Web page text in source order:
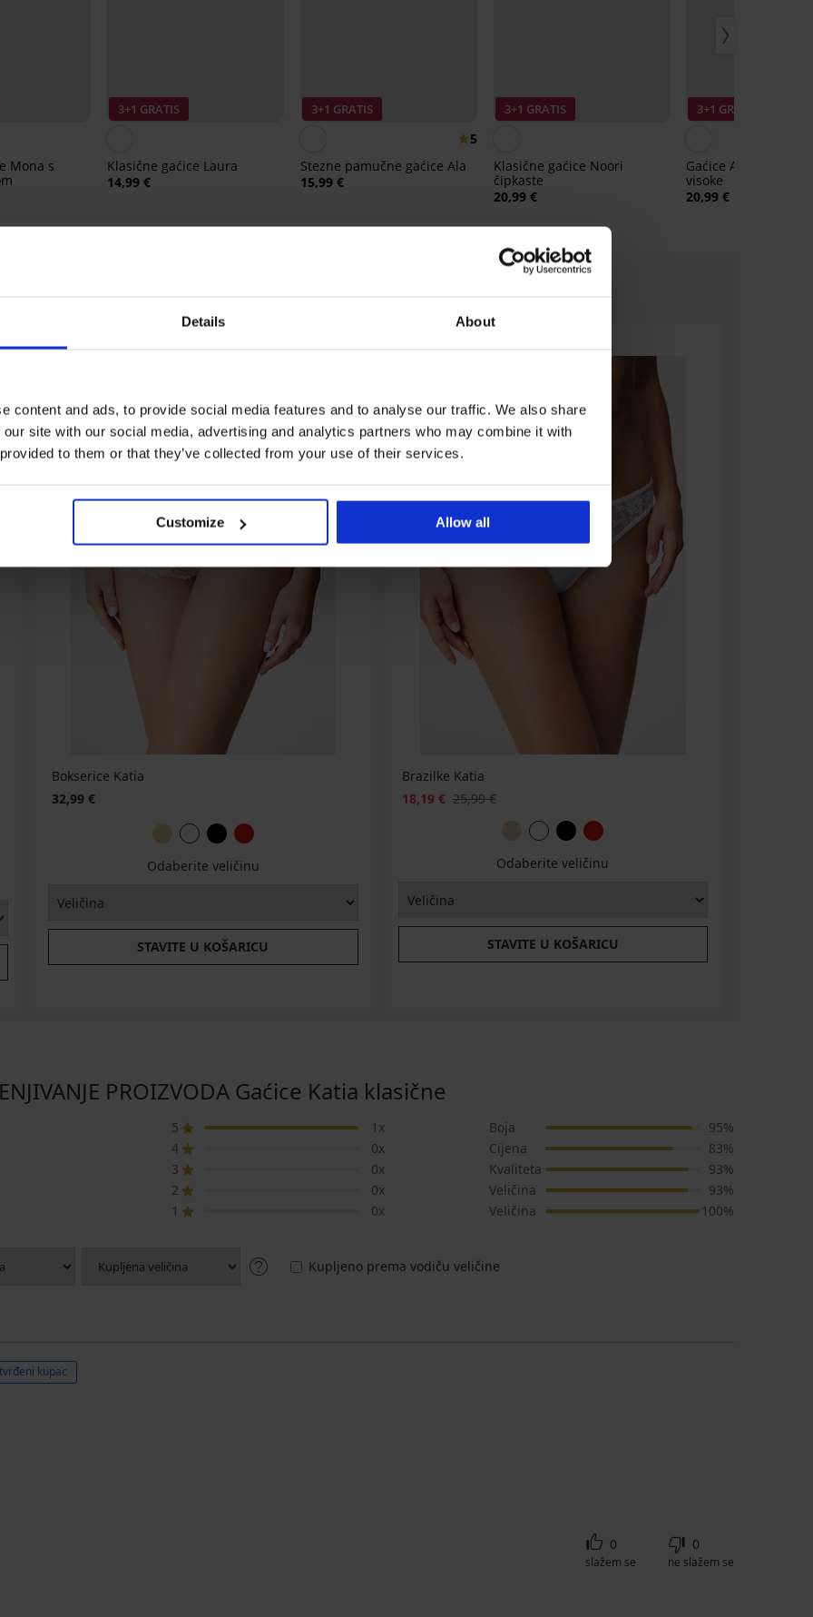
Details About
content and ads, to provide social media features and to analyse our traffic. We also share
site with our social media, advertising and analytics partners who may combine it with
to them or that they’ve collected from your use of their services.
Customize Allow all
Mona s
3+1 GRATIS
Klasične gaćice Laura
14,99 €
3+1 GRATIS
5
Stezne pamučne gaćice Ala
15,99 €
3+1 GRATIS
Klasične gaćice Noori
čipkaste
20,99 €
3+1 GRATIS
Gaćice Anastasia
visoke
20,99 €
Iz iste kolekcije
Bokserice Katia
32,99 €
Odaberite veličinu
STAVITE U KOŠARICU
Brazilke Katia
18,19 € 25,99 €
Odaberite veličinu
STAVITE U KOŠARICU
PROIZVODA Gaćice Katia klasične
5
1x
4
0x
3
0x
2
0x
1
0x
Boja
95%
Cijena
83%
Kvaliteta
93%
Veličina
93%
Veličina
100%
Kupljeno prema vodiču veličine
kupac
0
slažem se
0
ne slažem se